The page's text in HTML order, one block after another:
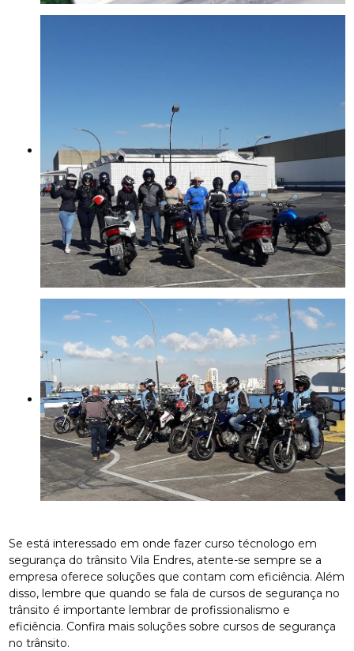
Se está interessado em onde fazer curso técnologo em
segurança do trânsito Vila Endres, atente-se sempre se a
empresa oferece soluções que contam com eficiência. Além
disso, lembre que quando se fala de cursos de segurança no
trânsito é importante lembrar de profissionalismo e
eficiência. Confira mais soluções sobre cursos de segurança
no trânsito.